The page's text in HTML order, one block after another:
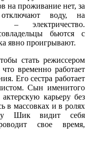
на проживание нет, за
воду, на
– электричество.
бьются с
явно проигрывают.
стать режиссером
временно работает
Его сестра работает
Сын именитого
карьеру без
в массовках и в ролях
Шик видит себя
свое время,